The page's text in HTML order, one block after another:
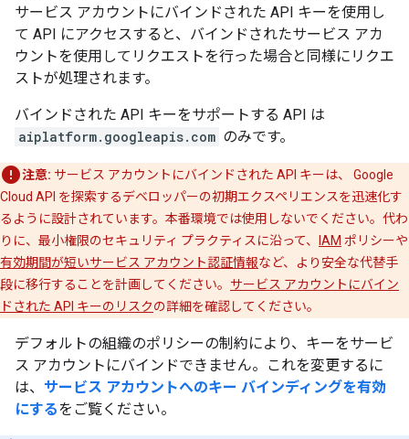
サービス アカウントにバインドされた API キーを使用し
て API にアクセスすると、バインドされたサービス アカ
ウントを使用してリクエストを行った場合と同様にリクエ
ストが処理されます。
バインドされた API キーをサポートする API は
aiplatform.googleapis.com のみです。
注意: サービス アカウントにバインドされた API キーは、 Google
Cloud API を探索するデベロッパーの初期エクスペリエンスを迅速化す
るように設計されています。本番環境では使用しないでください。代わ
りに、最小権限のセキュリティ プラクティスに沿って、
IAM ポリシーや
有効期間が短いサービス アカウント認証情報など、より安全な代替手
段に移行することを計画してください。 サービス アカウントにバイン
ドされた API キーのリスクの詳細を確認してください。
デフォルトの組織のポリシーの制約により、キーをサービ
ス アカウントにバインドできません。これを変更するに
は、 サービス アカウントへのキー バインディングを有効
にするをご覧ください。